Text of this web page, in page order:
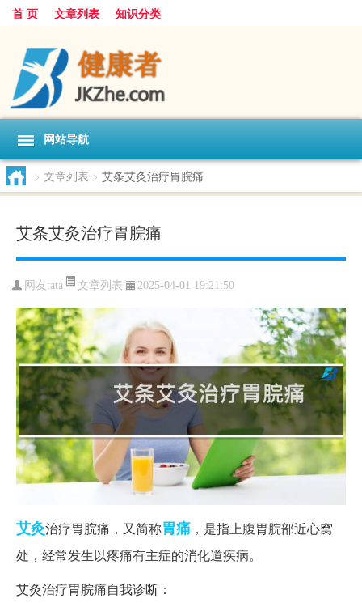
首 页 文章列表 知识分类
网站导航
> 文章列表 > 艾条艾灸治疗胃脘痛
艾条艾灸治疗胃脘痛
网友:ata 文章列表 2025-04-01 19:21:50
艾灸治疗胃脘痛，又简称胃痛 ，是指上腹胃脘部近心窝
处，经常发生以疼痛有主症的消化道疾病。
艾灸治疗胃脘痛自我诊断：